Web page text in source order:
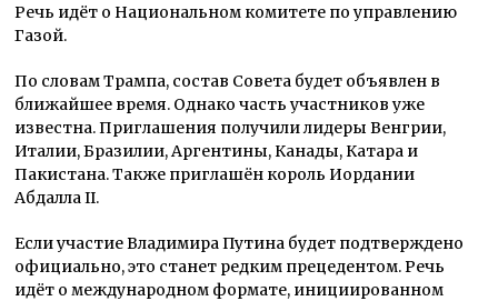
Речь идёт о Национальном комитете по управлению
Газой.
По словам Трампа, состав Совета будет объявлен в
ближайшее время. Однако часть участников уже
известна. Приглашения получили лидеры Венгрии,
Италии, Бразилии, Аргентины, Канады, Катара и
Пакистана. Также приглашён король Иордании
Абдалла II.
Если участие Владимира Путина будет подтверждено
официально, это станет редким прецедентом. Речь
идёт о международном формате, инициированном